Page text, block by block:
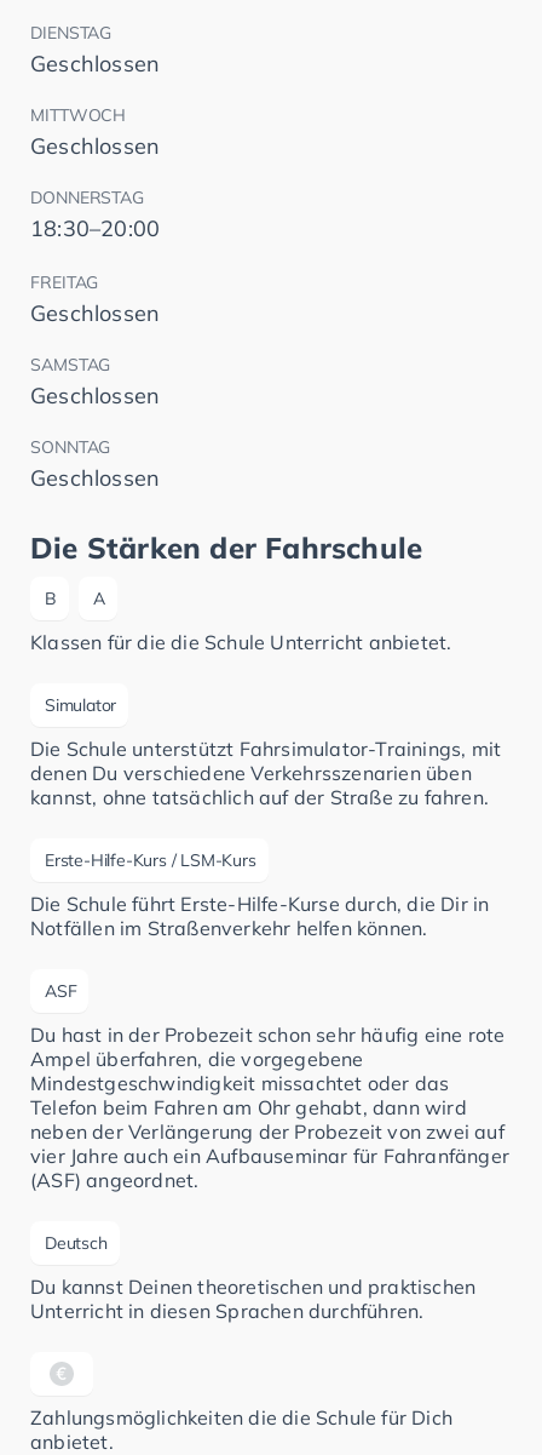
DIENSTAG
Geschlossen
MITTWOCH
Geschlossen
DONNERSTAG
18:30–20:00
FREITAG
Geschlossen
SAMSTAG
Geschlossen
SONNTAG
Geschlossen
Die Stärken der Fahrschule
B A
Klassen für die die Schule Unterricht anbietet.
Simulator
Die Schule unterstützt Fahrsimulator-Trainings, mit
denen Du verschiedene Verkehrsszenarien üben
kannst, ohne tatsächlich auf der Straße zu fahren.
Erste-Hilfe-Kurs / LSM-Kurs
Die Schule führt Erste-Hilfe-Kurse durch, die Dir in
Notfällen im Straßenverkehr helfen können.
ASF
Du hast in der Probezeit schon sehr häufig eine rote
Ampel überfahren, die vorgegebene
Mindestgeschwindigkeit missachtet oder das
Telefon beim Fahren am Ohr gehabt, dann wird
neben der Verlängerung der Probezeit von zwei auf
vier Jahre auch ein Aufbauseminar für Fahranfänger
(ASF) angeordnet.
Deutsch
Du kannst Deinen theoretischen und praktischen
Unterricht in diesen Sprachen durchführen.
Zahlungsmöglichkeiten die die Schule für Dich
anbietet.